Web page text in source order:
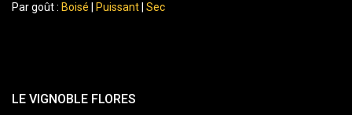
Par goût : Boisé Puissant Sec
LE VIGNOBLE FLORES